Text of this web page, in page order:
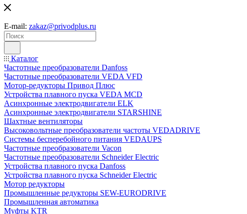
E-mail: zakaz@privodplus.ru
Каталог
Частотные преобразователи Danfoss
Частотные преобразователи VEDA VFD
Мотор-редукторы Привод Плюс
Устройства плавного пуска VEDA MCD
Асинхронные электродвигатели ELK
Асинхронные электродвигатели STARSHINE
Шахтные вентиляторы
Высоковольтные преобразователи частоты VEDADRIVE
Системы бесперебойного питания VEDAUPS
Частотные преобразователи Vacon
Частотные преобразователи Schneider Electric
Устройства плавного пуска Danfoss
Устройства плавного пуска Schneider Electric
Мотор редукторы
Промышленные редукторы SEW-EURODRIVE
Промышленная автоматика
Муфты KTR